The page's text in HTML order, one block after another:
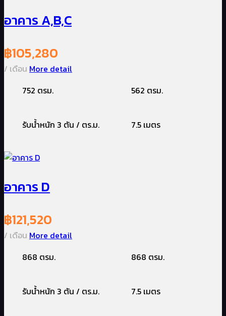
อาคาร A,B,C
฿105,280
/ เดือน More detail
752 ตรม.
562 ตรม.
รับน้ำหนัก 3 ตัน / ตร.ม. 7.5 เมตร
อาคาร D
฿121,520
/ เดือน More detail
868 ตรม.
868 ตรม.
รับน้ำหนัก 3 ตัน / ตร.ม. 7.5 เมตร